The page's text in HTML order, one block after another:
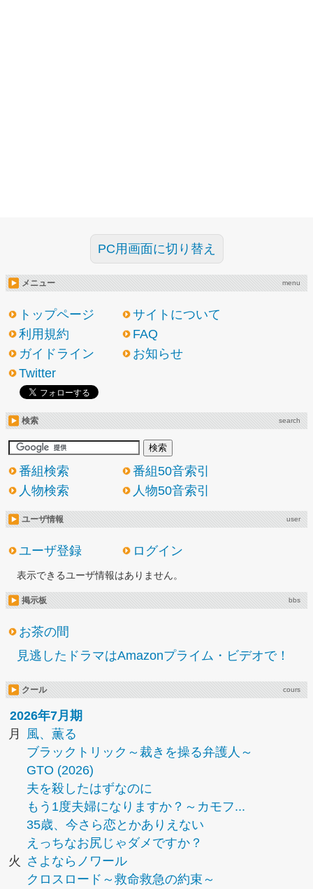
PC用画面に切り替え
メニュー menu
トップページ
サイトについて
利用規約
FAQ
ガイドライン
お知らせ
Twitter
検索 search
番組検索
番組50音索引
人物検索
人物50音索引
ユーザ情報 user
ユーザ登録 ログイン
表示できるユーザ情報はありません。
掲示板 bbs
お茶の間
見逃したドラマはAmazonプライム・ビデオで！
クール cours
2026年7月期
月
風、薫る
ブラックトリック～裁きを操る弁護人～
GTO (2026)
夫を殺したはずなのに
もう1度夫婦になりますか？～カモフ...
35歳、今さら恋とかありえない
えっちなお尻じゃダメですか？
火
さよならノワール
クロスロード～救命救急の約束～